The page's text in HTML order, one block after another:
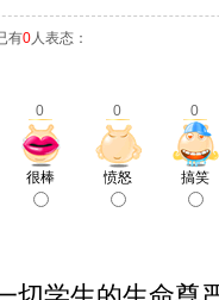
有0人表态：
0 0 0
很棒 愤怒 搞笑